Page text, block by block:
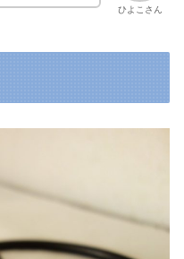
ひよこさん